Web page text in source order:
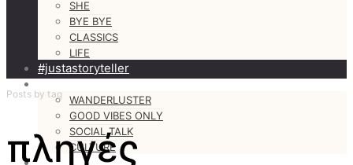
SHE
BYE BYE
CLASSICS
LIFE
#justastoryteller
MORE
WANDERLUSTER
GOOD VIBES ONLY
SOCIAL TALK
CULTURE
Posts by tag
πληγές